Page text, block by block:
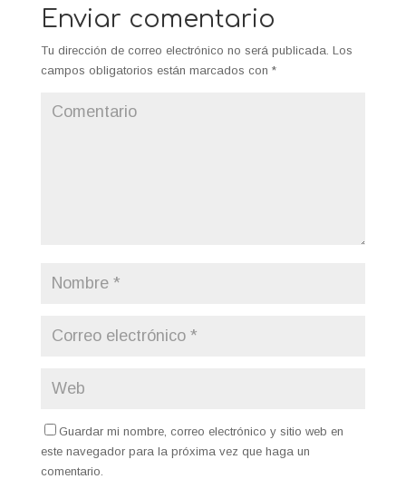
Enviar comentario
Tu dirección de correo electrónico no será publicada. Los
campos obligatorios están marcados con *
Guardar mi nombre, correo electrónico y sitio web en
este navegador para la próxima vez que haga un
comentario.